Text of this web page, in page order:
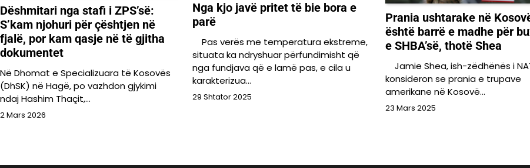
Dëshmitari nga stafi i ZPS’së:
S’kam njohuri për çështjen në
fjalë, por kam qasje në të gjitha
dokumentet
Në Dhomat e Specializuara të Kosovës
(DhSK) në Hagë, po vazhdon gjykimi
ndaj Hashim Thaçit,…
2 Mars 2026
Nga kjo javë pritet të bie bora e
parë
Pas verës me temperatura ekstreme,
situata ka ndryshuar përfundimisht që
nga fundjava që e lamë pas, e cila u
karakterizua…
29 Shtator 2025
Prania ushtarake në
është barrë e madhe për
e SHBA’së, thotë Shea
Jamie Shea, ish-zëdhënës i
konsideron se prania e trupave
amerikane në Kosovë…
23 Mars 2025